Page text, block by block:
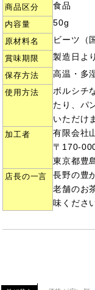
商品区分 食品
内容量 50g
原材料名 ビーツ（
賞味期限 製造日よ
保存方法 高温・多
使用方法
ボルシチ
たり、パ
いただけ
加工者
有限会社
〒170-
東京都豊
店長の一言
長野の豊
老舗のお
味くださ